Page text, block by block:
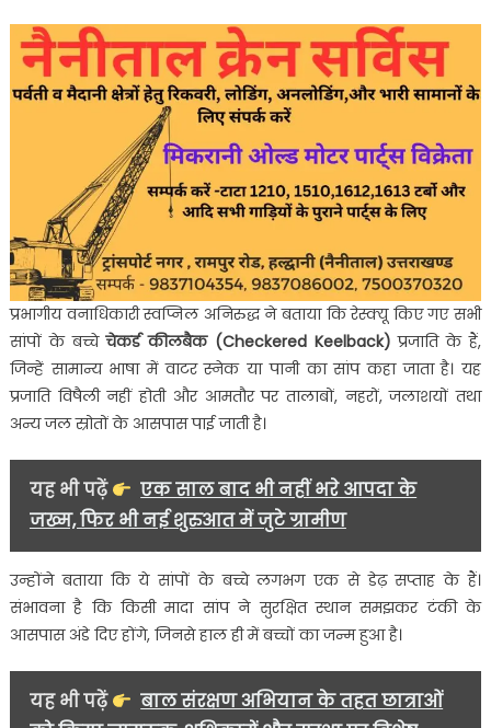
प्रभागीय वनाधिकारी स्वप्निल अनिरुद्ध ने बताया कि रेस्क्यू किए गए सभी
सांपों के बच्चेचेकर्ड कीलबैक (Checkered Keelback) प्रजाति के हैं,
जिन्हें सामान्य भाषा में वाटर स्नेक या पानी का सांप कहा जाता है। यह
प्रजाति विषैली नहीं होती और आमतौर पर तालाबों, नहरों, जलाशयों तथा
अन्य जल स्रोतों के आसपास पाई जाती है।
यह भी पढ़ें
एक साल बाद भी नहीं भरे आपदा के
जख्म, फिर भी नई शुरुआत में जुटे ग्रामीण
उन्होंने बताया कि ये सांपों के बच्चे लगभग एक से डेढ़ सप्ताह के हैं।
संभावना है कि किसी मादा सांप ने सुरक्षित स्थान समझकर टंकी के
आसपास अंडे दिए होंगे, जिनसे हाल ही में बच्चों का जन्म हुआ है।
यह भी पढ़ें
बाल संरक्षण अभियान के तहत छात्राओं